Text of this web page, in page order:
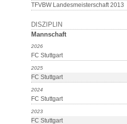
TFVBW Landesmeisterschaft 2013
DISZIPLIN
Mannschaft
2026
FC Stuttgart
2025
FC Stuttgart
2024
FC Stuttgart
2023
FC Stuttgart